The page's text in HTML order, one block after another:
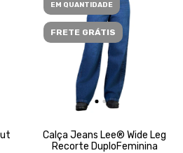
EM QUANTIDADE
FRETE GRÁTIS
Calça Jeans Lee® Wide Leg
Recorte DuploFeminina